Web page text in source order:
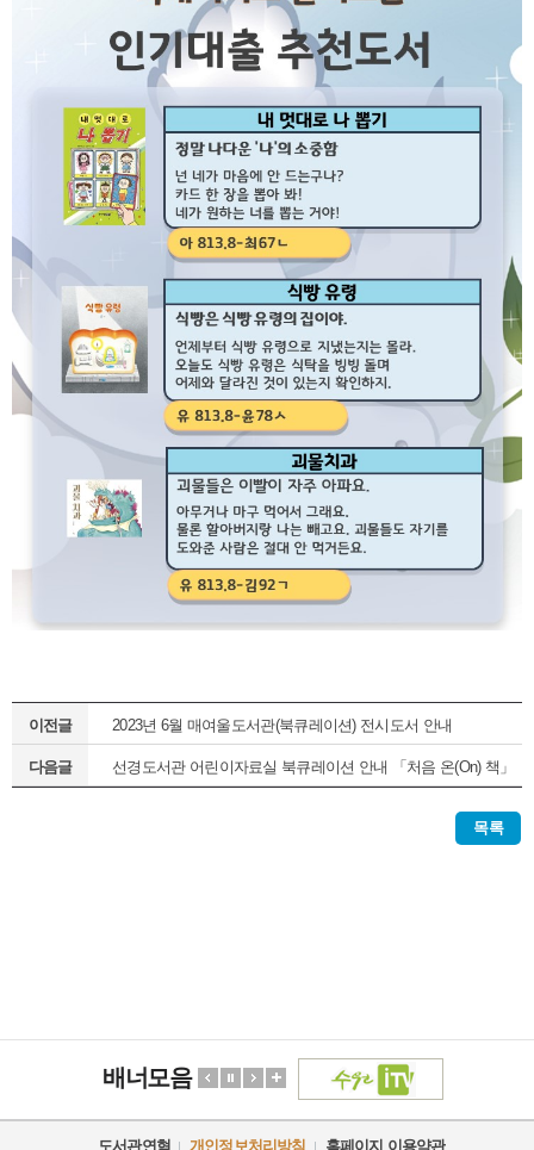
이전글 2023년 6월 매여울도서관(북큐레이션) 전시도서 안내
다음글 선경도서관 어린이자료실 북큐레이션 안내 「처음 온(On) 책」
목록
배너모음
도서관연혁 개인정보처리방침 홈페이지 이용약관